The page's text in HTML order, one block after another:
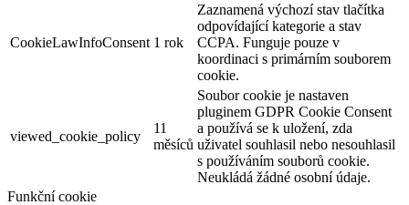
CookieLawInfoConsent 1 rok
Zaznamená výchozí stav tlačítka
odpovídající kategorie a stav
CCPA. Funguje pouze v
koordinaci s primárním souborem
cookie.
viewed_cookie_policy
11
měsíců
Soubor cookie je nastaven
pluginem GDPR Cookie Consent
a používá se k uložení, zda
uživatel souhlasil nebo nesouhlasil
s používáním souborů cookie.
Neukládá žádné osobní údaje.
Funkční cookie